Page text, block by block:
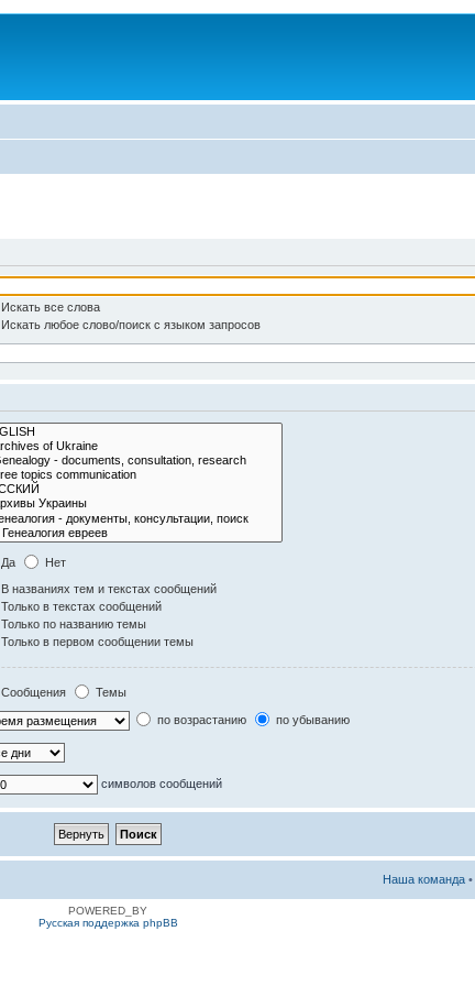
Искать все слова
Искать любое слово/поиск с языком запросов
Да
Нет
В названиях тем и текстах сообщений
Только в текстах сообщений
Только по названию темы
Только в первом сообщении темы
Сообщения
Темы
по возрастанию по убыванию
символов сообщений
Наша команда •
POWERED_BY
Русская поддержка phpBB